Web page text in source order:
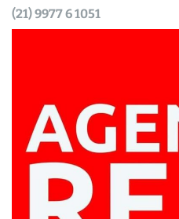
(21) 9977 6 1051